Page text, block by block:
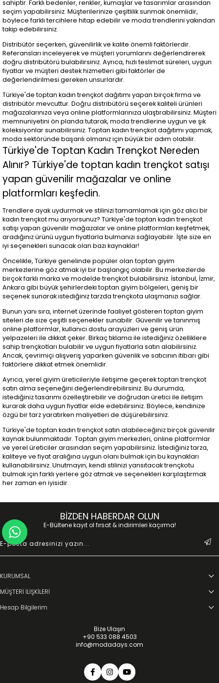
sahiptir. Farklı bedenler, renkler, kumaşlar ve tasarımlar arasından
seçim yapabilirsiniz. Müşterilerinize çeşitlilik sunmak önemlidir,
böylece farklı tercihlere hitap edebilir ve moda trendlerini yakından
takip edebilirsiniz.
Distribütör seçerken, güvenilirlik ve kalite önemli faktörlerdir.
Referansları inceleyerek ve müşteri yorumlarını değerlendirerek
doğru distribütörü bulabilirsiniz. Ayrıca, hızlı teslimat süreleri, uygun
fiyatlar ve müşteri destek hizmetleri gibi faktörler de
değerlendirilmesi gereken unsurlardır.
Türkiye'de toptan kadın trençkot dağıtımı yapan birçok firma ve
distribütör mevcuttur. Doğru distribütörü seçerek kaliteli ürünleri
mağazalarınıza veya online platformlarınıza ulaştırabilirsiniz. Müşteri
memnuniyetini ön planda tutarak, moda trendlerine uygun ve şık
koleksiyonlar sunabilirsiniz. Toptan kadın trençkot dağıtımı yapmak,
moda sektöründe başarılı olmanız için büyük bir adım olabilir.
Türkiye'de Toptan Kadın Trençkot Nereden
Alınır? Türkiye'de toptan kadın trençkot satışı
yapan güvenilir mağazalar ve online
platformları keşfedin.
Trendlere ayak uydurmak ve stilinizi tamamlamak için göz alıcı bir
kadın trençkot mu arıyorsunuz? Türkiye'de toptan kadın trençkot
satışı yapan güvenilir mağazalar ve online platformları keşfetmek,
aradığınız ürünü uygun fiyatlarla bulmanızı sağlayabilir. İşte size en
iyi seçenekleri sunacak olan bazı kaynaklar!
Öncelikle, Türkiye genelinde popüler olan toptan giyim
merkezlerine göz atmak iyi bir başlangıç olabilir. Bu merkezlerde
birçok farklı marka ve modelde trençkot bulabilirsiniz. İstanbul, İzmir,
Ankara gibi büyük şehirlerdeki toptan giyim bölgeleri, geniş bir
seçenek sunarak istediğiniz tarzda trençkota ulaşmanızı sağlar.
Bunun yanı sıra, internet üzerinde faaliyet gösteren toptan giyim
siteleri de size çeşitli seçenekler sunabilir. Güvenilir ve tanınmış
online platformlar, kullanıcı dostu arayüzleri ve geniş ürün
yelpazeleri ile dikkat çeker. Birkaç tıklama ile istediğiniz özelliklere
sahip trençkotları bulabilir ve uygun fiyatlarla satın alabilirsiniz.
Ancak, çevrimiçi alışveriş yaparken güvenlik ve satıcının itibarı gibi
faktörlere dikkat etmek önemlidir.
Ayrıca, yerel giyim üreticileriyle iletişime geçerek toptan trençkot
satın alma seçeneğini değerlendirebilirsiniz. Bu durumda,
istediğiniz tasarımı özelleştirebilir ve doğrudan üretici ile iletişim
kurarak daha uygun fiyatlar elde edebilirsiniz. Böylece, kendinize
özgü bir tarz yaratırken maliyetleri de düşürebilirsiniz.
Türkiye'de toptan kadın trençkot satın alabileceğiniz birçok güvenilir
kaynak bulunmaktadır. Toptan giyim merkezleri, online platformlar
ve yerel üreticiler arasından seçim yapabilirsiniz. İstediğiniz tarza,
kaliteye ve fiyat aralığına uygun olanı bulmak için bu kaynakları
kullanabilirsiniz. Unutmayın, kendi stilinizi yansıtacak trençkotu
bulmak için farklı yerlere göz atmak ve seçenekleri karşılaştırmak
her zaman en iyisidir.
BİZDEN HABERDAR OLUN
E-Bültene kayıt ol fırsat & indirimleri kaçırma!
KURUMSAL
MÜŞTERİ İLİŞKİLERİ
Hesap Bilgilerim
Bize Ulaşın
+90 533 088 4503
info@modadays.com